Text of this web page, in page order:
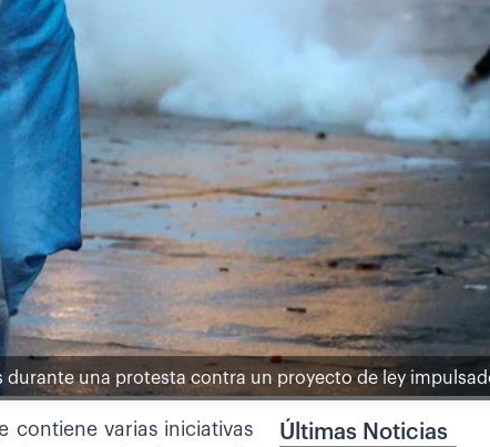
una protesta contra un proyecto de ley
contiene varias iniciativas
Últimas Noticias